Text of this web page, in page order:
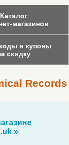
Каталог
магазинов
и купоны
скидку
Records
»